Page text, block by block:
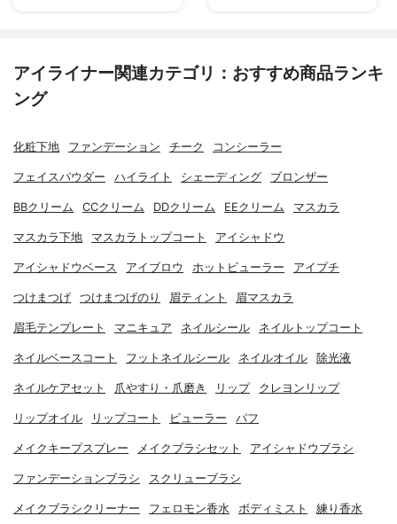
アイライナー関連カテゴリ：おすすめ商品ランキ
ング
化粧下地 ファンデーション チーク コンシーラー
フェイスパウダー ハイライト シェーディング ブロンザー
BBクリーム CCクリーム DDクリーム EEクリーム マスカラ
マスカラ下地 マスカラトップコート アイシャドウ
アイシャドウベース アイブロウ ホットビューラー アイプチ
つけまつげ つけまつげのり 眉ティント 眉マスカラ
眉毛テンプレート マニキュア ネイルシール ネイルトップコート
ネイルベースコート フットネイルシール ネイルオイル 除光液
ネイルケアセット 爪やすり・爪磨き リップ クレヨンリップ
リップオイル リップコート ビューラー パフ
メイクキープスプレー メイクブラシセット アイシャドウブラシ
ファンデーションブラシ スクリューブラシ
メイクブラシクリーナー フェロモン香水 ボディミスト 練り香水